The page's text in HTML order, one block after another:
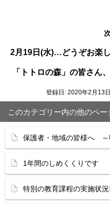
2月19日(水)…どうぞお楽し
「トトロの森」の皆さん
登録日: 2020年2月13日
このカテゴリー内の他のペー
保護者・地域の皆様へ ～
1年間のしめくくりです
特別の教育課程の実施状